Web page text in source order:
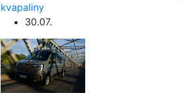
kvapaliny
30.07.